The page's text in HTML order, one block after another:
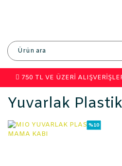
750 TL VE ÜZERİ
Yuvarlak
%10